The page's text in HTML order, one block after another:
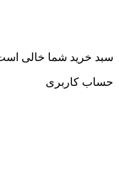
سبد خرید شما خالی
حساب کاربری